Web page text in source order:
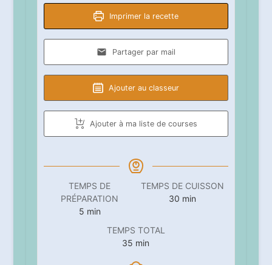
Imprimer la recette
Partager par mail
Ajouter au classeur
Ajouter à ma liste de courses
TEMPS DE
PRÉPARATION
5minutes
min
TEMPS DE CUISSON
30minutes
min
TEMPS TOTAL
35 minutes
min